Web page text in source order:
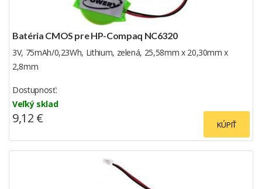
Batéria CMOS pre HP-Compaq NC6320
3V, 75mAh/0,23Wh, Lithium, zelená, 25,58mm x 20,30mm x
2,8mm
Dostupnosť:
Veľký sklad
KÚPIŤ
9,12 €